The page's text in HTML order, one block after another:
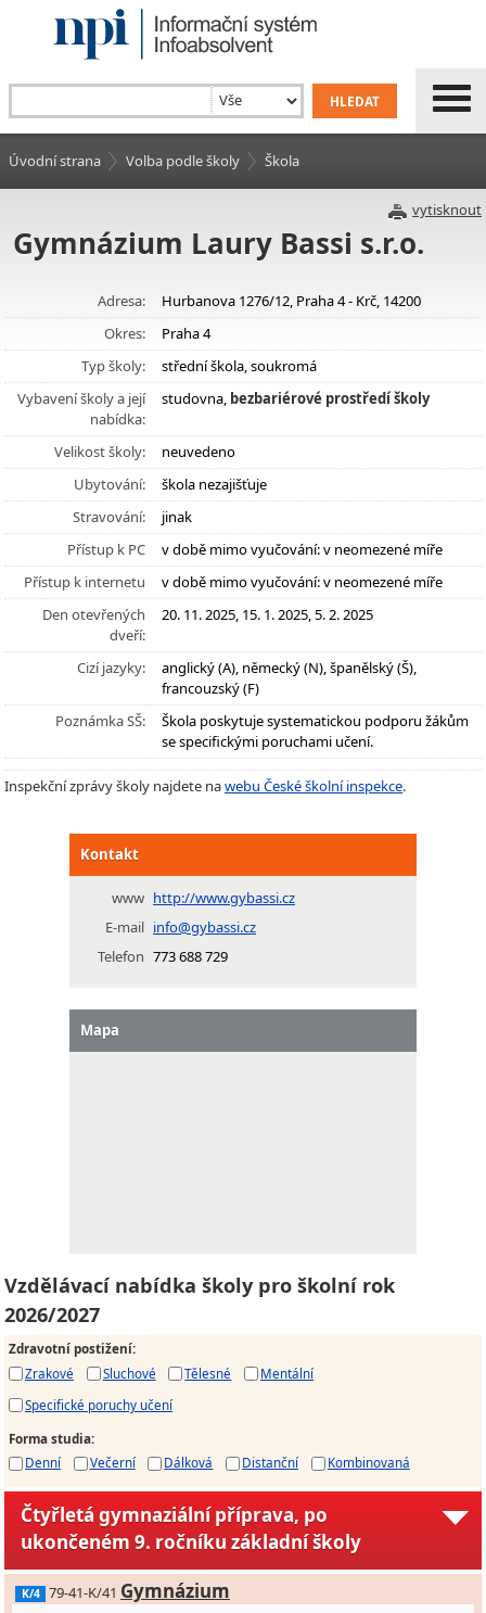
Úvodní strana Volba podle školy Škola
vytisknout
Gymnázium Laury Bassi s.r.o.
Adresa:
Hurbanova 1276/12, Praha 4 - Krč, 14200
Okres:
Praha 4
Typ školy:
střední škola, soukromá
Vybavení školy a její
nabídka:
studovna, bezbariérové prostředí školy
Velikost školy:
neuvedeno
Ubytování:
škola nezajišťuje
Stravování:
jinak
Přístup k PC
v době mimo vyučování: v neomezené míře
Přístup k internetu
v době mimo vyučování: v neomezené míře
Den otevřených
dveří:
20. 11. 2025, 15. 1. 2025, 5. 2. 2025
Cizí jazyky:
anglický (A), německý (N), španělský (Š),
francouzský (F)
Poznámka SŠ:
Škola poskytuje systematickou podporu žákům
se specifickými poruchami učení.
Inspekční zprávy školy najdete nawebu České školní inspekce.
Kontakt
www http://www.gybassi.cz
E-mail info@gybassi.cz
Telefon 773 688 729
Mapa
Vzdělávací nabídka školy pro školní rok
2026/2027
Zdravotní postižení:
Zrakové
Sluchové Tělesné
Mentální
Specifické poruchy učení
Forma studia:
Denní
Večerní Dálková Distanční Kombinovaná
Čtyřletá gymnaziální příprava, po
ukončeném 9. ročníku základní školy
K/4 79-41-K/41 Gymnázium